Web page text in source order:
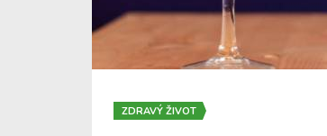
ZDRAVÝ ŽIVOT